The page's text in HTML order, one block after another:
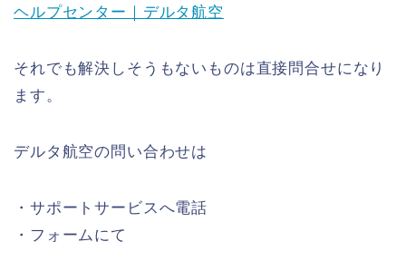
ヘルプセンター｜デルタ航空
それでも解決しそうもないものは直接問合せになり
ます。
デルタ航空の問い合わせは
・サポートサービスへ電話
・フォームにて